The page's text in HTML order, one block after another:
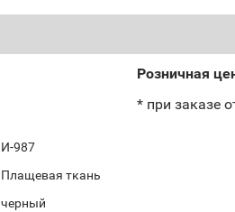
Розничная
* при заказе
И-987
Плащевая ткань
черный